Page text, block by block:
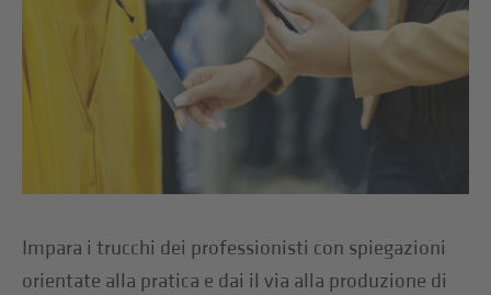
Impara i trucchi dei professionisti con spiegazioni
orientate alla pratica e dai il via alla produzione di